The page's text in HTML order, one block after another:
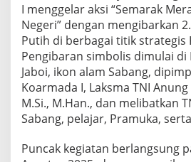
I menggelar aksi “Semarak
Negeri” dengan mengibarkan
Putih di berbagai titik strategis
Pengibaran simbolis dimulai di
Jaboi, ikon alam Sabang,
Koarmada I, Laksma TNI
M.Si., M.Han., dan melibatkan
Sabang, pelajar, Pramuka,
Puncak kegiatan berlangsung